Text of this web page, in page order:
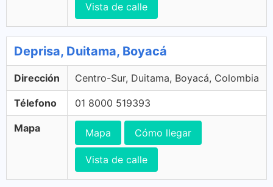
Vista de calle
Deprisa, Duitama, Boyacá
Dirección Centro-Sur, Duitama, Boyacá, Colombia
Télefono 01 8000 519393
Mapa Mapa Cómo llegar
Vista de calle